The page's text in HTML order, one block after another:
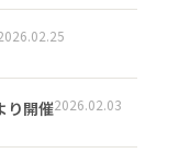
り開催2026.02.03